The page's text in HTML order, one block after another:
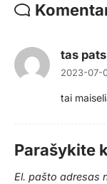
tas pats
2023-07-
tai
Parašykite
El. pašto adresas